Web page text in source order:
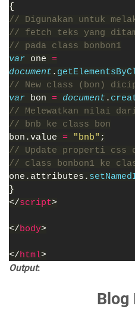
{
// Digunakan untuk
// fetch teks yang
// pada class bonbon1
var one =
document .
// New class (bon)
var
bon = document .
// Melewatkan nilai
// bnb ke class bon
bon.value = "bnb" ;
// Update properti css
// class bonbon1 ke
one.attributes.
}
</script>
</body>
</html>
Output:
Blog